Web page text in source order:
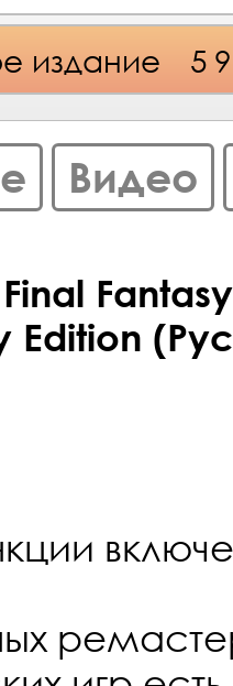
издание 5
Видео
Edition